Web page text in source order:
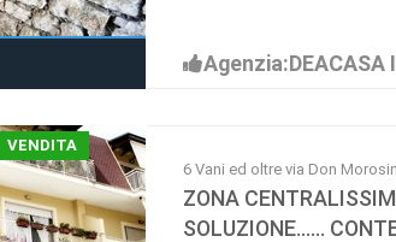
Agenzia:DEACASA
VENDITA
6 Vani ed oltre via Don
ZONA
SOLUZIONE......